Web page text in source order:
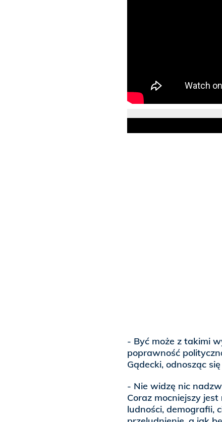
- Być może z takimi
poprawność
Gądecki, odnosząc
- Nie widzę nic
Coraz mocniejszy
ludności, demografii,